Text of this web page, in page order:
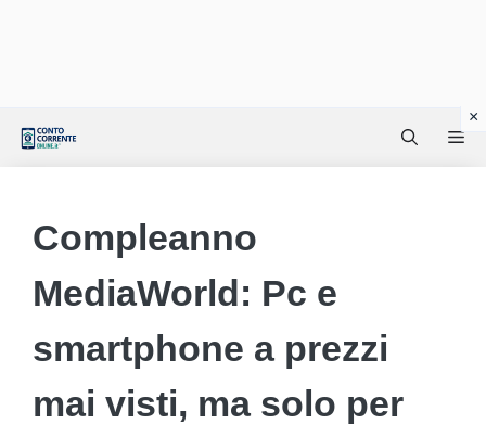
Compleanno
MediaWorld: Pc e
smartphone a prezzi
mai visti, ma solo per